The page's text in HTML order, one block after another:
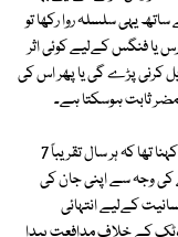
یہی سلسلہ روا رکھا تو
یا فنگس کےلیے کوئی اثر
کرنی پڑے گی یا پھر اس کی
ثابت ہوسکتا ہے۔
اس سلسلے میں متعدی امراض کے ڈاکٹر اعجاز احمد کا کہنا تھا کہ ہر سال تقریباً 7
کی وجہ سے اپنی جان کی
کےلیے انتہائی